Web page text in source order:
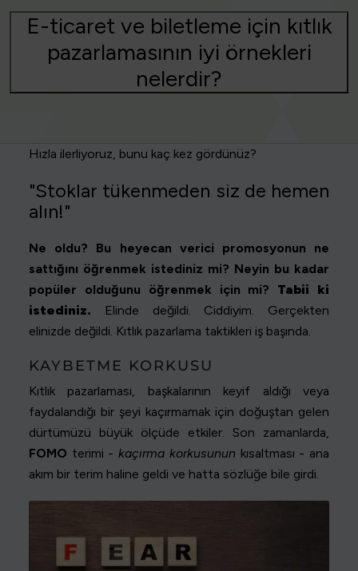
E-ticaret ve biletleme için kıtlık
pazarlamasının iyi örnekleri
nelerdir?
Hızla ilerliyoruz, bunu kaç kez gördünüz?
"Stoklar tükenmeden siz de hemen
alın!"
Ne oldu? Bu heyecan verici promosyonun ne
sattığını öğrenmek istediniz mi? Neyin bu kadar
popüler olduğunu öğrenmek için mi? Tabii ki
istediniz. Elinde değildi. Ciddiyim. Gerçekten
elinizde değildi. Kıtlık pazarlama taktikleri iş başında.
KAYBETME KORKUSU
Kıtlık pazarlaması, başkalarının keyif aldığı veya
faydalandığı bir şeyi kaçırmamak için doğuştan gelen
dürtümüzü büyük ölçüde etkiler. Son zamanlarda,
FOMO terimi -kaçırma korkusunun kısaltması - ana
akım bir terim haline geldi ve hatta sözlüğe bile girdi.